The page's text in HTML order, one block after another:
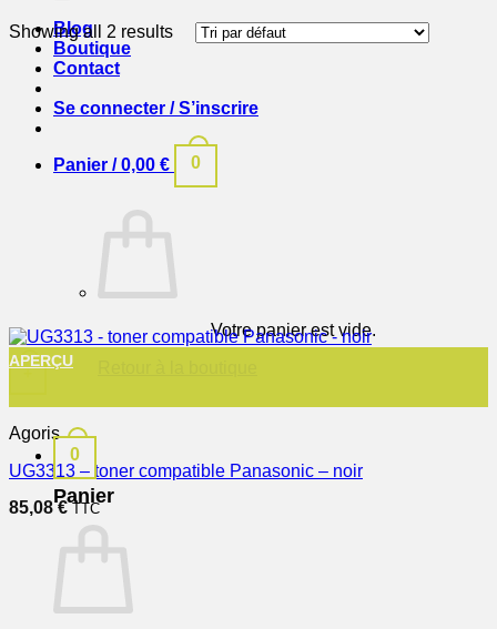
Blog
Boutique
Contact
Se connecter / S’inscrire
Panier /0,00 € 0
Votre panier est vide.
0
Panier
Showing all 2 results
+
APERÇU
Agoris
UG3313 – toner compatible Panasonic – noir
85,08€ TTC